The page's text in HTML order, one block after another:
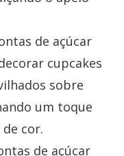
de açúcar
cupcakes
sobre
um toque
cor.
de açúcar